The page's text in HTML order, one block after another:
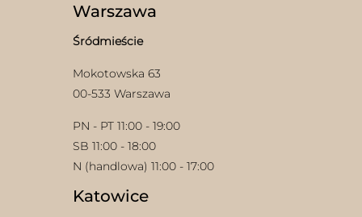
Warszawa
Śródmieście
Mokotowska 63
00-533 Warszawa
PN - PT 11:00 - 19:00
SB 11:00 - 18:00
N (handlowa) 11:00 - 17:00
Katowice